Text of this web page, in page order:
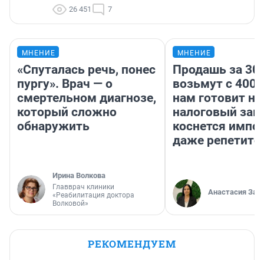
26 451 7
МНЕНИЕ
«Спуталась речь, понес
пургу». Врач — о
смертельном диагнозе,
который сложно
обнаружить
Ирина Волкова
Главврач клиники
«Реабилитация доктора
Волковой»
МНЕНИЕ
Продашь за
возьмут с
нам готовит
налоговый
коснется
даже
Анастасия
РЕКОМЕНДУЕМ